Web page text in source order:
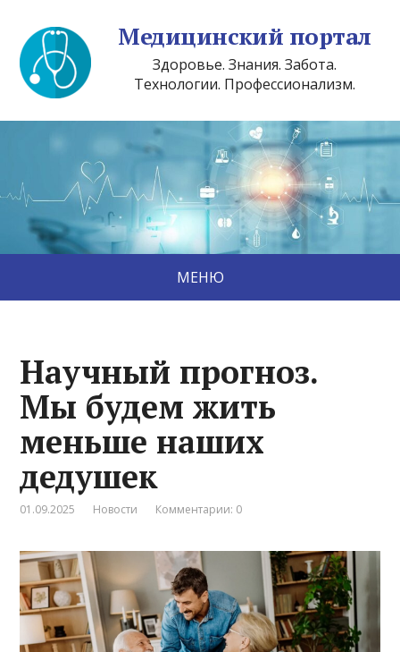
Медицинский портал
Здоровье. Знания. Забота.
Технологии. Профессионализм.
МЕНЮ
Научный прогноз.
Мы будем жить
меньше наших
дедушек
01.09.2025 Новости Комментарии: 0